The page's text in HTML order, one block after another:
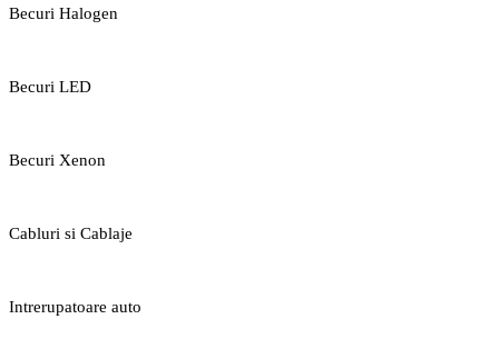
Becuri Halogen
Becuri LED
Becuri Xenon
Cabluri si Cablaje
Intrerupatoare auto